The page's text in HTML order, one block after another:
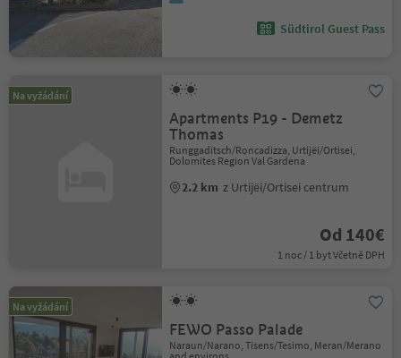
Südtirol Guest Pass
Na vyžádání
Apartments P19 - Demetz
Thomas
Runggaditsch/Roncadizza, Urtijëi/Ortisei,
Dolomites Region Val Gardena
2.2 km z Urtijëi/Ortisei centrum
Od 140€
1 noc / 1 byt Včetně DPH
Na vyžádání
FEWO Passo Palade
Naraun/Narano, Tisens/Tesimo, Meran/Merano